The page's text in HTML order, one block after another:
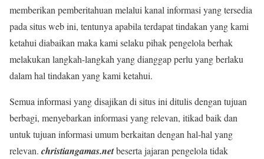
memberikan pemberitahuan melalui kanal informasi yang tersedia
pada situs web ini, tentunya apabila terdapat tindakan yang kami
ketahui diabaikan maka kami selaku pihak pengelola berhak
melakukan langkah-langkah yang dianggap perlu yang berlaku
dalam hal tindakan yang kami ketahui.
Semua informasi yang disajikan di situs ini ditulis dengan tujuan
berbagi, menyebarkan informasi yang relevan, itikad baik dan
untuk tujuan informasi umum berkaitan dengan hal-hal yang
relevan. christiangamas.netbeserta jajaran pengelola tidak